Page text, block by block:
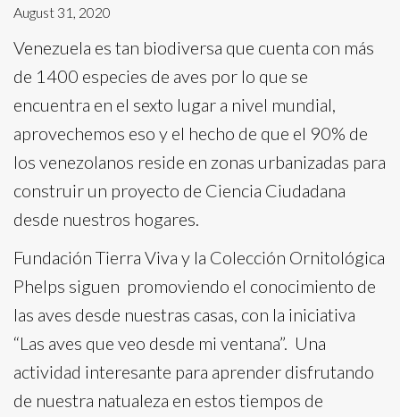
August 31, 2020
Venezuela es tan biodiversa que cuenta con más
de 1400 especies de aves por lo que se
encuentra en el sexto lugar a nivel mundial,
aprovechemos eso y el hecho de que el 90% de
los venezolanos reside en zonas urbanizadas para
construir un proyecto de Ciencia Ciudadana
desde nuestros hogares.
Fundación Tierra Viva y la Colección Ornitológica
Phelps siguen promoviendo el conocimiento de
las aves desde nuestras casas, con la iniciativa
“Las aves que veo desde mi ventana”. Una
actividad interesante para aprender disfrutando
de nuestra natualeza en estos tiempos de